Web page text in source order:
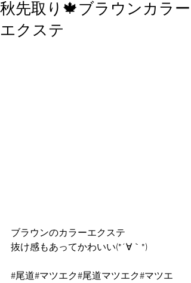
秋先取り🍁ブラウンカラー
エクステ
ブラウンのカラーエクステ
抜け感もあってかわいい(*´∀｀*)
#尾道#マツエク#尾道マツエク#マツエ